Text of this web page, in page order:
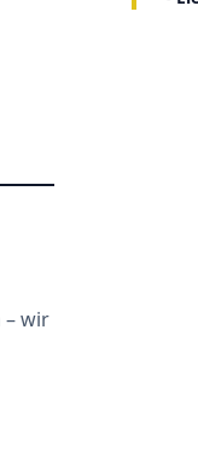
– wir